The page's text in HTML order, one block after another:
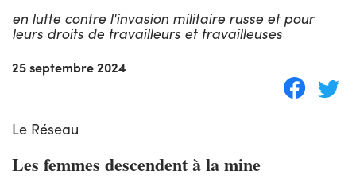
en lutte contre l'invasion militaire russe et pour
leurs droits de travailleurs et travailleuses
25 septembre 2024
Le Réseau
Les femmes descendent à la mine